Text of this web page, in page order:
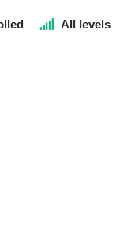
All levels